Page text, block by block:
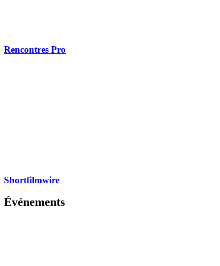
Rencontres Pro
Shortfilmwire
Événements